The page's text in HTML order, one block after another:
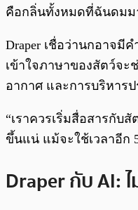
คือกลิ่นทั้งหมดที่ฉันดมม
Draper เชื่อว่านกอาจมี
เข้าใจภาษาของสัตว์จะ
อากาศ และการบริหาร
“เราควรเริ่มสื่อสารกับ
ขึ้นแน่ แม้จะใช้เวลาอีก
Draper กับ AI: